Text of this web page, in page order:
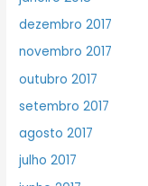
dezembro 2017
novembro 2017
outubro 2017
setembro 2017
agosto 2017
julho 2017